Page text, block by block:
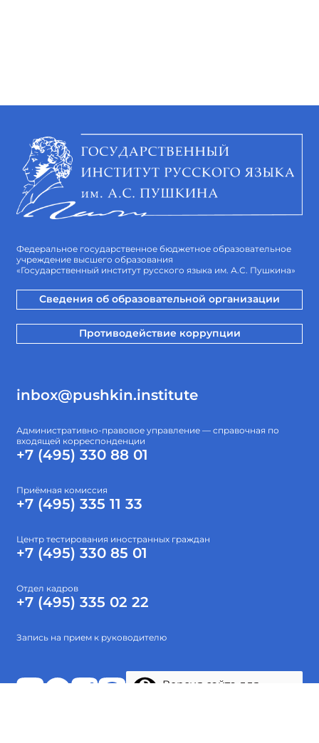
Федеральное государственное бюджетное образовательное
учреждение высшего образования
«Государственный институт русского языка им. А.С. Пушкина»
Сведения об образовательной организации
Противодействие коррупции
inbox@pushkin.institute
Административно-правовое управление — справочная по
входящей корреспонденции
+7 (495) 330 88 01
Приёмная комиссия
+7 (495) 335 11 33
Центр тестирования иностранных граждан
+7 (495) 330 85 01
Отдел кадров
+7 (495) 335 02 22
Запись на прием к руководителю
Версия сайта для